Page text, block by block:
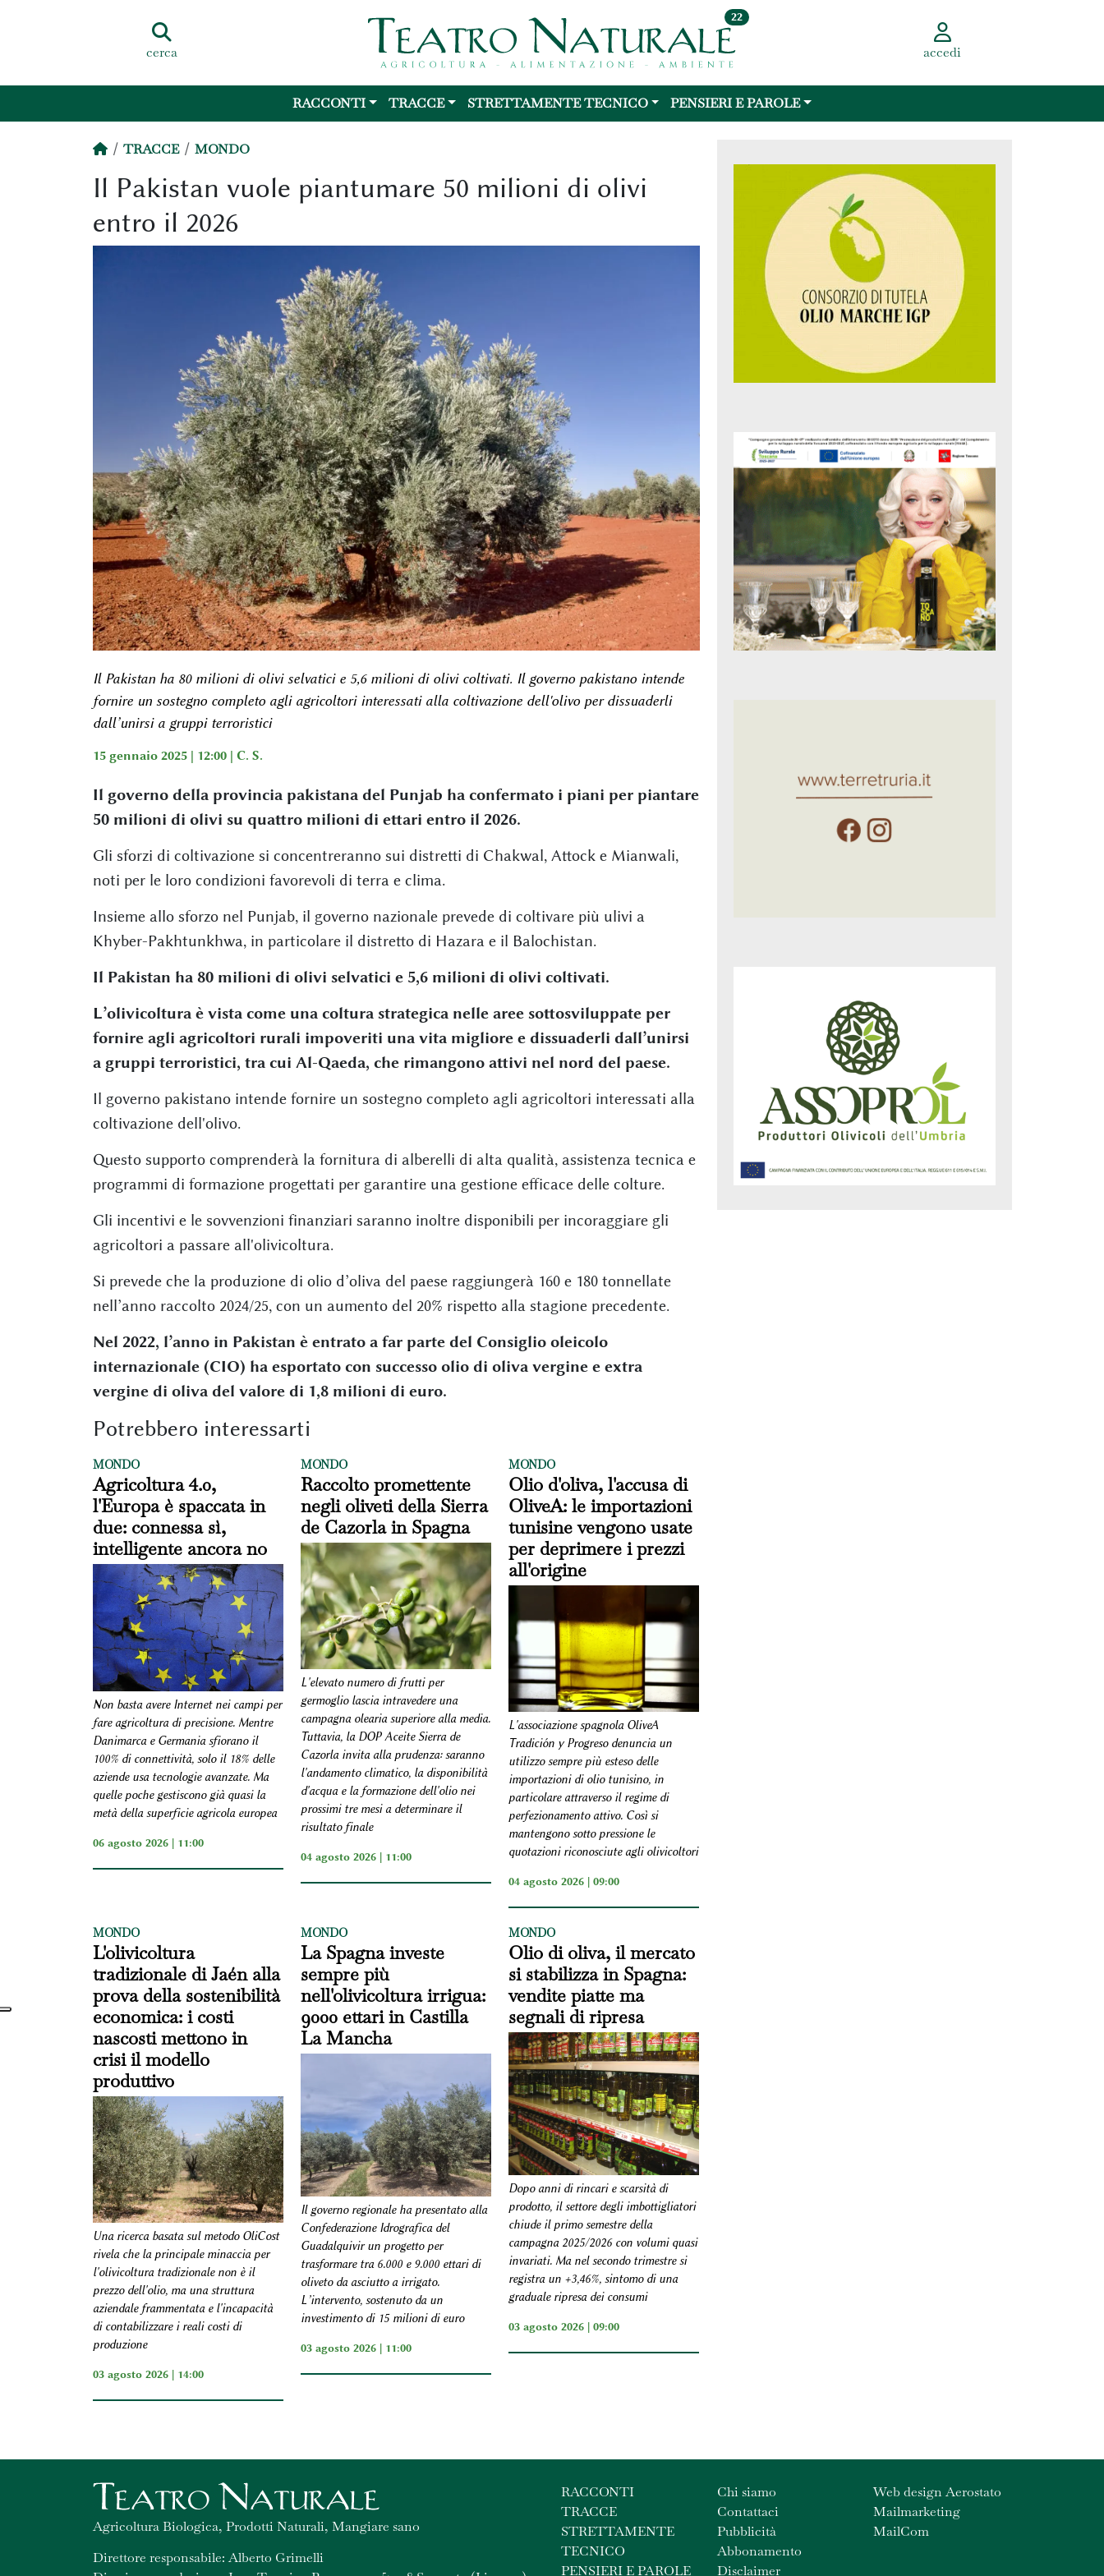
cerca
22
accedi
RACCONTI TRACCE STRETTAMENTE TECNICO PENSIERI E PAROLE
TRACCE MONDO
Il Pakistan vuole piantumare 50 milioni di olivi
entro il 2026
Il Pakistan ha 80 milioni di olivi selvatici e 5,6 milioni di olivi coltivati. Il governo pakistano intende
fornire un sostegno completo agli agricoltori interessati alla coltivazione dell'olivo per dissuaderli
dall’unirsi a gruppi terroristici
15 gennaio 2025 | 12:00 | C. S.
Il governo della provincia pakistana del Punjab ha confermato i piani per piantare
50 milioni di olivi su quattro milioni di ettari entro il 2026.
Gli sforzi di coltivazione si concentreranno sui distretti di Chakwal, Attock e Mianwali,
noti per le loro condizioni favorevoli di terra e clima.
Insieme allo sforzo nel Punjab, il governo nazionale prevede di coltivare più ulivi a
Khyber-Pakhtunkhwa, in particolare il distretto di Hazara e il Balochistan.
Il Pakistan ha 80 milioni di olivi selvatici e 5,6 milioni di olivi coltivati.
L’olivicoltura è vista come una coltura strategica nelle aree sottosviluppate per
fornire agli agricoltori rurali impoveriti una vita migliore e dissuaderli dall’unirsi
a gruppi terroristici, tra cui Al-Qaeda, che rimangono attivi nel nord del paese.
Il governo pakistano intende fornire un sostegno completo agli agricoltori interessati alla
coltivazione dell'olivo.
Questo supporto comprenderà la fornitura di alberelli di alta qualità, assistenza tecnica e
programmi di formazione progettati per garantire una gestione efficace delle colture.
Gli incentivi e le sovvenzioni finanziari saranno inoltre disponibili per incoraggiare gli
agricoltori a passare all'olivicoltura.
Si prevede che la produzione di olio d’oliva del paese raggiungerà 160 e 180 tonnellate
nell’anno raccolto 2024/25, con un aumento del 20% rispetto alla stagione precedente.
Nel 2022, l’anno in Pakistan è entrato a far parte del Consiglio oleicolo
internazionale (CIO) ha esportato con successo olio di oliva vergine e extra
vergine di oliva del valore di 1,8 milioni di euro.
Potrebbero interessarti
MONDO
Agricoltura 4.0,
l'Europa è spaccata in
due: connessa sì,
intelligente ancora no
Non basta avere Internet nei campi per
fare agricoltura di precisione. Mentre
Danimarca e Germania sfiorano il
100% di connettività, solo il 18% delle
aziende usa tecnologie avanzate. Ma
quelle poche gestiscono già quasi la
metà della superficie agricola europea
06 agosto 2026 | 11:00
MONDO
Raccolto promettente
negli oliveti della Sierra
de Cazorla in Spagna
L'elevato numero di frutti per
germoglio lascia intravedere una
campagna olearia superiore alla media.
Tuttavia, la DOP Aceite Sierra de
Cazorla invita alla prudenza: saranno
l'andamento climatico, la disponibilità
d'acqua e la formazione dell'olio nei
prossimi tre mesi a determinare il
risultato finale
04 agosto 2026 | 11:00
MONDO
Olio d'oliva, l'accusa di
OliveA: le importazioni
tunisine vengono usate
per deprimere i prezzi
all'origine
L'associazione spagnola OliveA
Tradición y Progreso denuncia un
utilizzo sempre più esteso delle
importazioni di olio tunisino, in
particolare attraverso il regime di
perfezionamento attivo. Così si
mantengono sotto pressione le
quotazioni riconosciute agli olivicoltori
04 agosto 2026 | 09:00
MONDO
L'olivicoltura
tradizionale di Jaén alla
prova della sostenibilità
economica: i costi
nascosti mettono in
crisi il modello
produttivo
Una ricerca basata sul metodo OliCost
rivela che la principale minaccia per
l'olivicoltura tradizionale non è il
prezzo dell'olio, ma una struttura
aziendale frammentata e l'incapacità
di contabilizzare i reali costi di
produzione
03 agosto 2026 | 14:00
MONDO
La Spagna investe
sempre più
nell'olivicoltura irrigua:
9000 ettari in Castilla
La Mancha
Il governo regionale ha presentato alla
Confederazione Idrografica del
Guadalquivir un progetto per
trasformare tra 6.000 e 9.000 ettari di
oliveto da asciutto a irrigato.
L’intervento, sostenuto da un
investimento di 15 milioni di euro
03 agosto 2026 | 11:00
MONDO
Olio di oliva, il mercato
si stabilizza in Spagna:
vendite piatte ma
segnali di ripresa
Dopo anni di rincari e scarsità di
prodotto, il settore degli imbottigliatori
chiude il primo semestre della
campagna 2025/2026 con volumi quasi
invariati. Ma nel secondo trimestre si
registra un +3,46%, sintomo di una
graduale ripresa dei consumi
03 agosto 2026 | 09:00
Agricoltura Biologica, Prodotti Naturali, Mangiare sano
Direttore responsabile: Alberto Grimelli
RACCONTI
TRACCE
STRETTAMENTE
TECNICO
PENSIERI E PAROLE
Chi siamo
Contattaci
Pubblicità
Abbonamento
Disclaimer
Web design Aerostato
Mailmarketing
MailCom